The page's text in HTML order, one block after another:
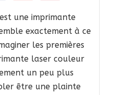
une imprimante
exactement à ce
les premières
laser couleur
un peu plus
être une plainte